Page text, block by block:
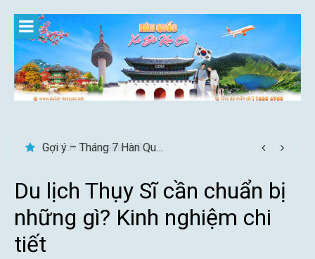
content
Gợi ý – Tháng 7 Hàn Quốc nên đi đâu, mặc gì đẹp?
Du lịch Thụy Sĩ cần chuẩn bị
những gì? Kinh nghiệm chi
tiết